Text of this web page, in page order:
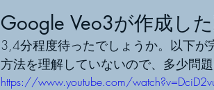
Google Veo3が作成し
3,4分程度待ったでしょうか。以下が
方法を理解していないので、多少問
https://www.youtube.com/